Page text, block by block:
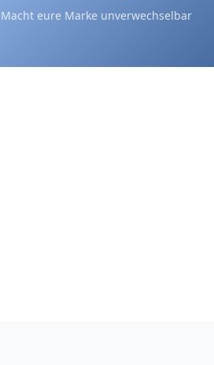
Macht eure Marke unverwechselbar